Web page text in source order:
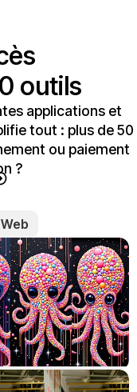
outils
applications et
tout : plus de 50
ou paiement
?
Web
/ Restyle